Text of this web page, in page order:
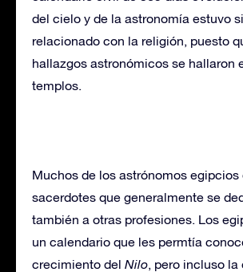
del cielo y de la astronomía estuvo
relacionado con la religión, puesto
hallazgos astronómicos se hallaron
templos.
Muchos de los astrónomos egipcios
sacerdotes que generalmente se
también a otras profesiones. Los
un calendario que les permtía
crecimiento del Nilo, pero incluso la